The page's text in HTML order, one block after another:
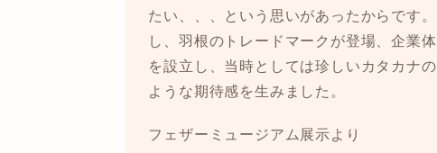
たい、、、という思いがあったからです
し、羽根のトレードマークが登場、企業
を設立し、当時としては珍しいカタカナ
ような期待感を生みました。
フェザーミュージアム展示より